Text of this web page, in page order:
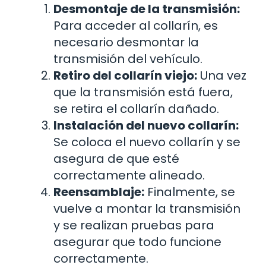
Desmontaje de la transmisión:
Para acceder al collarín, es
necesario desmontar la
transmisión del vehículo.
Retiro del collarín viejo: Una vez
que la transmisión está fuera,
se retira el collarín dañado.
Instalación del nuevo collarín:
Se coloca el nuevo collarín y se
asegura de que esté
correctamente alineado.
Reensamblaje: Finalmente, se
vuelve a montar la transmisión
y se realizan pruebas para
asegurar que todo funcione
correctamente.